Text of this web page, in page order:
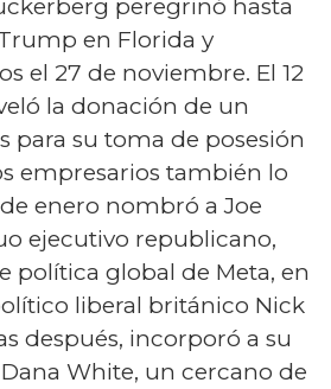
peregrinó hasta
en Florida y
el 27 de noviembre. El 12
la donación de un
para su toma de posesión
empresarios también lo
enero nombró a Joe
ejecutivo republicano,
política global de Meta, en
liberal británico Nick
después, incorporó a su
White, un cercano de